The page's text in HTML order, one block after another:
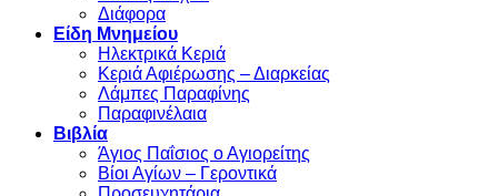
Διάφορα
Είδη Μνημείου
Ηλεκτρικά Κεριά
Κεριά Αφιέρωσης – Διαρκείας
Λάμπες Παραφίνης
Παραφινέλαια
Βιβλία
Άγιος Παΐσιος ο Αγιορείτης
Βίοι Αγίων – Γεροντικά